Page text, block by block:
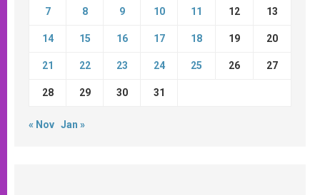
7 8 9 10 11 12 13
14 15 16 17 18 19 20
21 22 23 24 25 26 27
28 29 30 31
« Nov Jan »